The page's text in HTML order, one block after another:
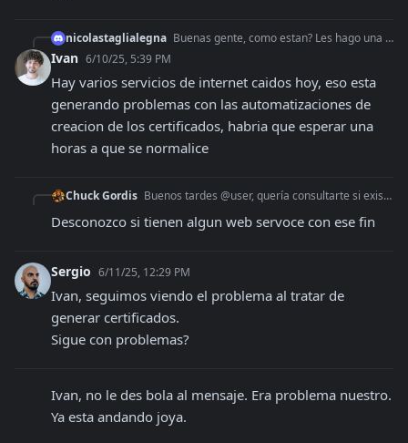
nicolastaglialegna Buenas gente, como estan? Les hago una consulta, saben a que se debe este error? Me sale al querer crear un certificado. {"name":"ProtocolError","message":"Oc
Ivan 6/10/25, 5:39 PM
Hay varios servicios de internet caidos hoy, eso esta
generando problemas con las automatizaciones de
creacion de los certificados, habria que esperar una
horas a que se normalice
Chuck Gordis Buenos tardes @user, quería consultarte si existe la posibilidad de generar remitos de envío de diferentes tipos de alimentos a varios establecimientos (colegio
Desconozco si tienen algun web servoce con ese fin
Sergio 6/11/25, 12:29 PM
Ivan, seguimos viendo el problema al tratar de
generar certificados.
Sigue con problemas?
Ivan, no le des bola al mensaje. Era problema nuestro.
Ya esta andando joya.